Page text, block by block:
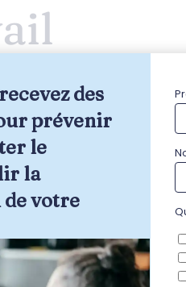
votre recherche ou
des
prévenir
le
la
de votre